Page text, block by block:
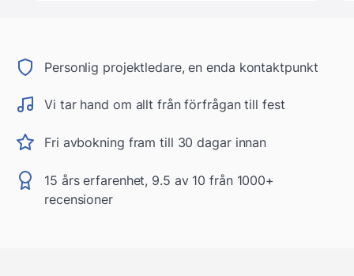
Personlig projektledare, en enda kontaktpunkt
Vi tar hand om allt från förfrågan till fest
Fri avbokning fram till 30 dagar innan
15 års erfarenhet, 9.5 av 10 från 1000+
recensioner